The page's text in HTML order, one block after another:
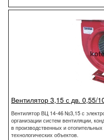
Вентилятор 3,15 с дв. 0,55/
Вентилятор ВЦ 14-46 №3,15 с
организации систем вентиляции,
в производственных и
технологических объектов.